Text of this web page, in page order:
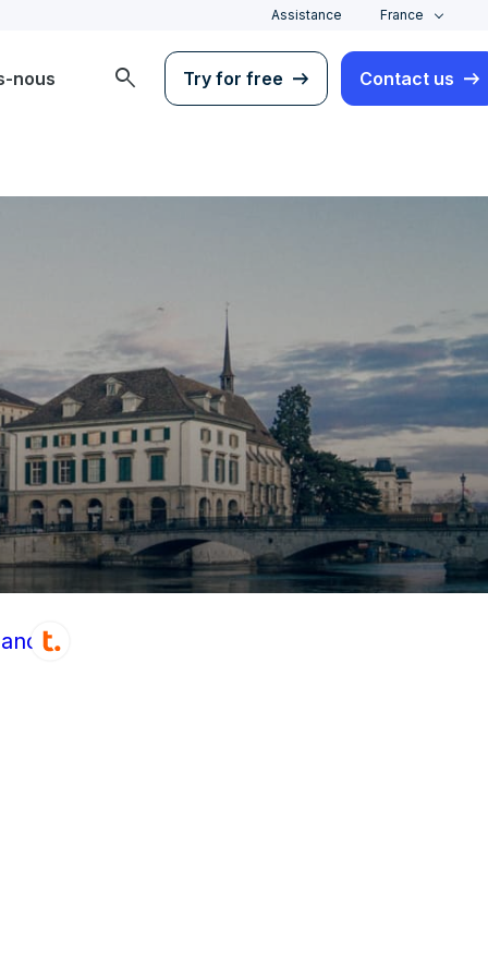
Assistance France
nous search Try for free Contact us